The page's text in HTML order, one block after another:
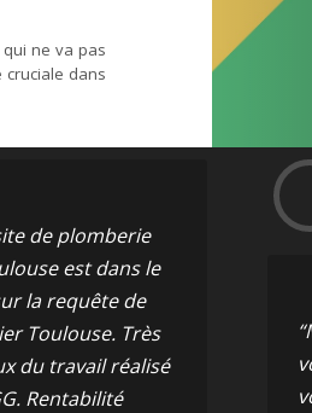
ne va pas
cruciale dans
de plomberie
est dans le
la requête de
Toulouse. Très
du travail réalisé
Rentabilité